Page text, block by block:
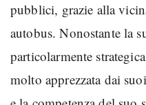
pubblici, grazie alla
autobus. Nonostante la
particolarmente
molto apprezzata dai